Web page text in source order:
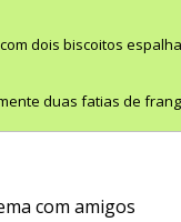
dois biscoitos
duas fatias de
com amigos